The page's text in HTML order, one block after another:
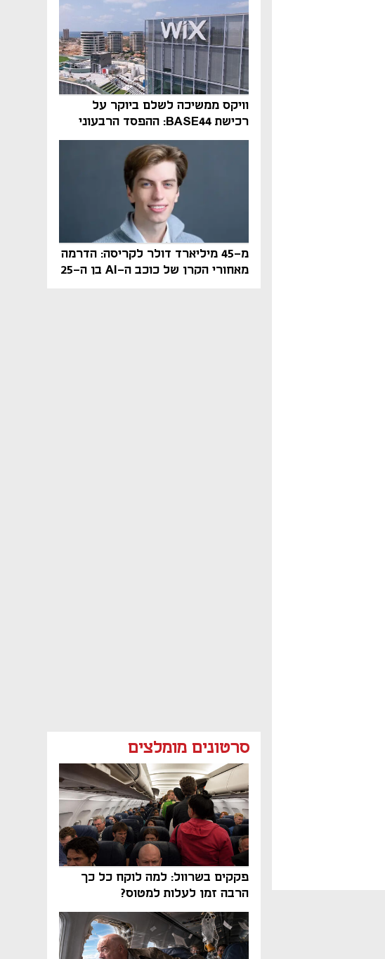
וויקס ממשיכה לשלם ביוקר על
רכישת BASE44: ההפסד הרבעוני
זינק ל-76 מיליון דולר
מ-45 מיליארד דולר לקריסה: הדרמה
מאחורי הקרן של כוכב ה-AI בן ה-25
סרטונים מומלצים
פקקים בשרוול: למה לוקח כל כך
הרבה זמן לעלות למטוס?